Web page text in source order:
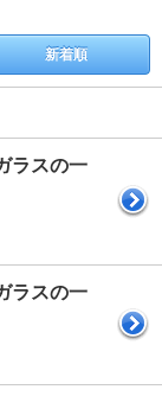
新着順
ラスの一
ラスの一